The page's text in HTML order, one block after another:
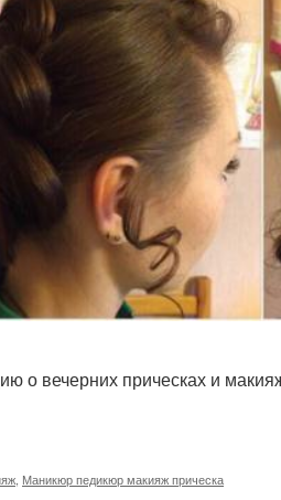
о вечерних прическах и
Маникюр педикюр макияж прическа